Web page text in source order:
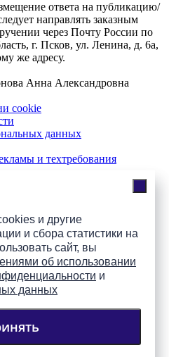
и другие
и сбора статистики на
сайт, вы
об использовании
и
данных
ответа на публикацию/
направлять заказным
через Почту России по
г. Псков, ул. Ленина, д. 6а,
же адресу.
Анна Александровна
cookie
данных
и техтребования
500-131
онлайн